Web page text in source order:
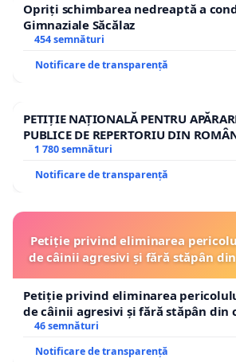
Opriți schimbarea nedreaptă a
Gimnaziale Săcălaz
454 semnături
Notificare de transparență
PETIȚIE NAȚIONALĂ PENTRU
PUBLICE DE REPERTORIU DIN
1 780 semnături
Notificare de transparență
Petiție privind eliminarea
de câinii agresivi și fără stăpân
Petiție privind eliminarea
de câinii agresivi și fără stăpân din
46 semnături
Notificare de transparență